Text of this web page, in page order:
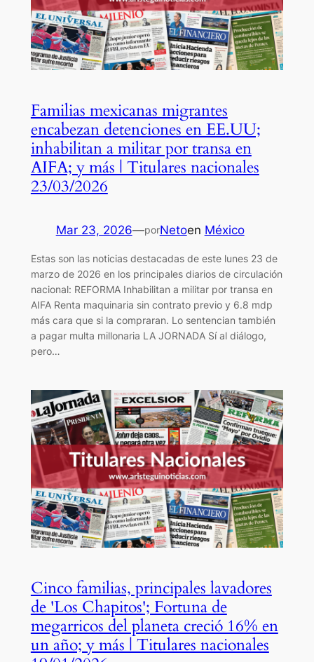
Familias mexicanas migrantes
encabezan detenciones en EE.UU;
inhabilitan a militar por transa en
AIFA; y más | Titulares nacionales
23/03/2026
Mar 23, 2026—porNetoen México
Estas son las noticias destacadas de este lunes 23 de
marzo de 2026 en los principales diarios de circulación
nacional: REFORMA Inhabilitan a militar por transa en
AIFA Renta maquinaria sin contrato previo y 6.8 mdp
más cara que si la compraran. Lo sentencian también
a pagar multa millonaria LA JORNADA Sí al diálogo,
pero…
Cinco familias, principales lavadores
de 'Los Chapitos'; Fortuna de
megarricos del planeta creció 16% en
un año; y más | Titulares nacionales